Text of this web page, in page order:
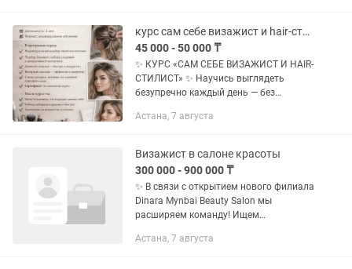
курс сам себе визажист и hair-стилист
45 000 - 50 000 ₸
✨ КУРС «САМ СЕБЕ ВИЗАЖИСТ И HAIR-
СТИЛИСТ» ✨ Научись выглядеть
безупречно каждый день — без
Длительность: 2 дня 👩🏫 Формат:
программе курса: •...
Астана, 7 августа
Визажист в салоне красоты
300 000 - 900 000 ₸
✨ В связи с открытием нового филиала
Dinara Mynbai Beauty Salon мы
расширяем команду! Ищем
работы: • Hair-стилистов • Визажистов •
Астана, 7 августа